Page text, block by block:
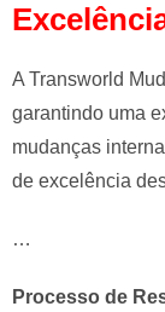
A Transworld
garantindo uma
mudanças
de excelência
…
Processo de